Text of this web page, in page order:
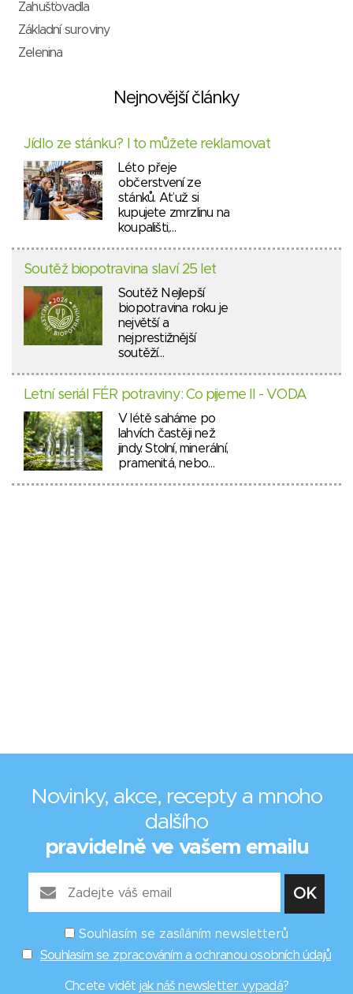
Zahušťovadla
Základní suroviny
Zelenina
Nejnovější články
Jídlo ze stánku? I to můžete reklamovat
Léto přeje
občerstvení ze
stánků. Ať už si
kupujete zmrzlinu na
koupališti,…
Soutěž biopotravina slaví 25 let
Soutěž Nejlepší
biopotravina roku je
největší a
nejprestižnější
soutěží…
Letní seriál FÉR potraviny: Co pijeme II - VODA
V létě saháme po
lahvích častěji než
jindy. Stolní, minerální,
pramenitá, nebo…
Novinky, akce, recepty a mnoho
dalšího
pravidelně ve vašem emailu
Souhlasím se zasíláním newsletterů
Souhlasím se zpracováním a ochranou osobních údajů
Chcete vidět jak náš newsletter vypadá?